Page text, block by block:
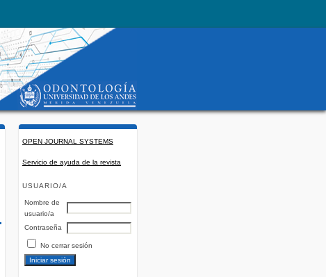
OPEN JOURNAL SYSTEMS
Servicio de ayuda de la revista
USUARIO/A
Nombre de
usuario/a
Contraseña
No cerrar sesión